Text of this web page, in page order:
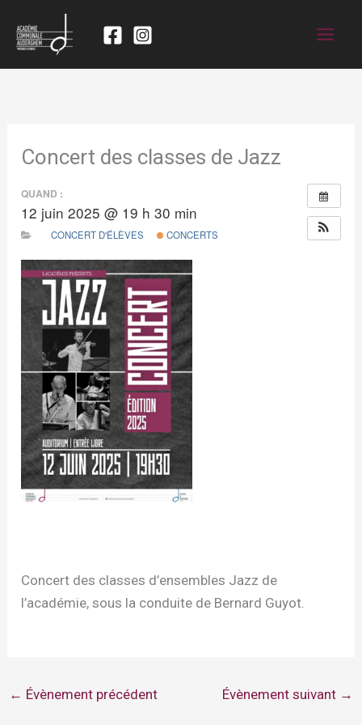
Concert des classes de Jazz
QUAND :
12 juin 2025 @ 19 h 30 min
CONCERT D'ÉLÈVES CONCERTS
Concert des classes d’ensembles Jazz de
l’académie, sous la conduite de Bernard Guyot.
← Évènement précédent Évènement suivant →